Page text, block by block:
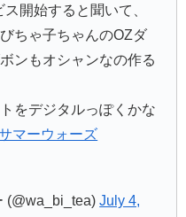
開始すると聞いて、
ちゃ子ちゃんのOZダ
ンもオシャンなの作る
をデジタルっぽくかな
マーウォーズ
(@wa_bi_tea)July 4,